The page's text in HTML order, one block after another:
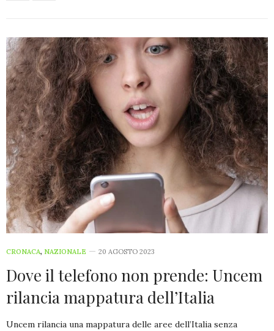
CRONACA, NAZIONALE 20 AGOSTO 2023
Dove il telefono non prende: Uncem
rilancia mappatura dell’Italia
Uncem rilancia una mappatura delle aree dell’Italia senza